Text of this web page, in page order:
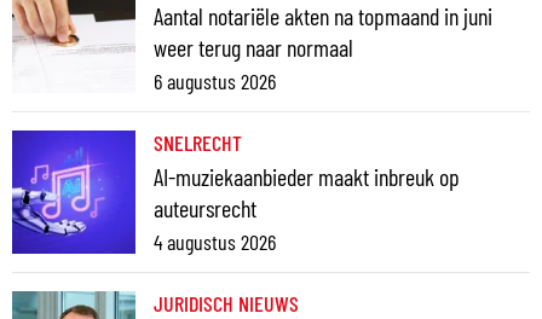
Aantal notariële akten na topmaand in juni
weer terug naar normaal
6 augustus 2026
SNELRECHT
AI-muziekaanbieder maakt inbreuk op
auteursrecht
4 augustus 2026
JURIDISCH NIEUWS